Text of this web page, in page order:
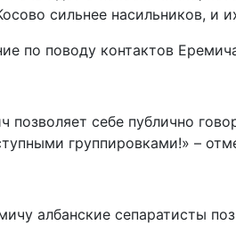
сильнее насильников, и
по поводу контактов
себе публично
группировками!» –
албанские сепаратисты